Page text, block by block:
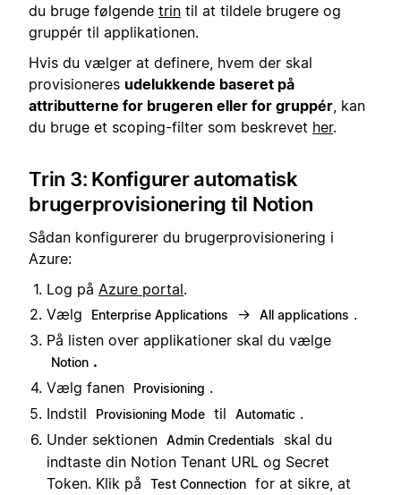
du bruge følgende trin til at tildele brugere og
gruppér til applikationen.
Hvis du vælger at definere, hvem der skal
provisioneres udelukkende baseret på
attributterne for brugeren eller for gruppér, kan
du bruge et scoping-filter som beskrevet her.
Trin 3: Konfigurer automatisk
brugerprovisionering til Notion
Sådan konfigurerer du brugerprovisionering i
Azure:
Log på Azure portal.
Vælg
Enterprise Applications → All applications .
På listen over applikationer skal du vælge
Notion .
Vælg fanen
Provisioning .
Indstil
Provisioning Mode til Automatic .
Under sektionen Admin Credentials
skal du
indtaste din Notion Tenant URL og Secret
Token. Klik på
Test Connection for at sikre, at